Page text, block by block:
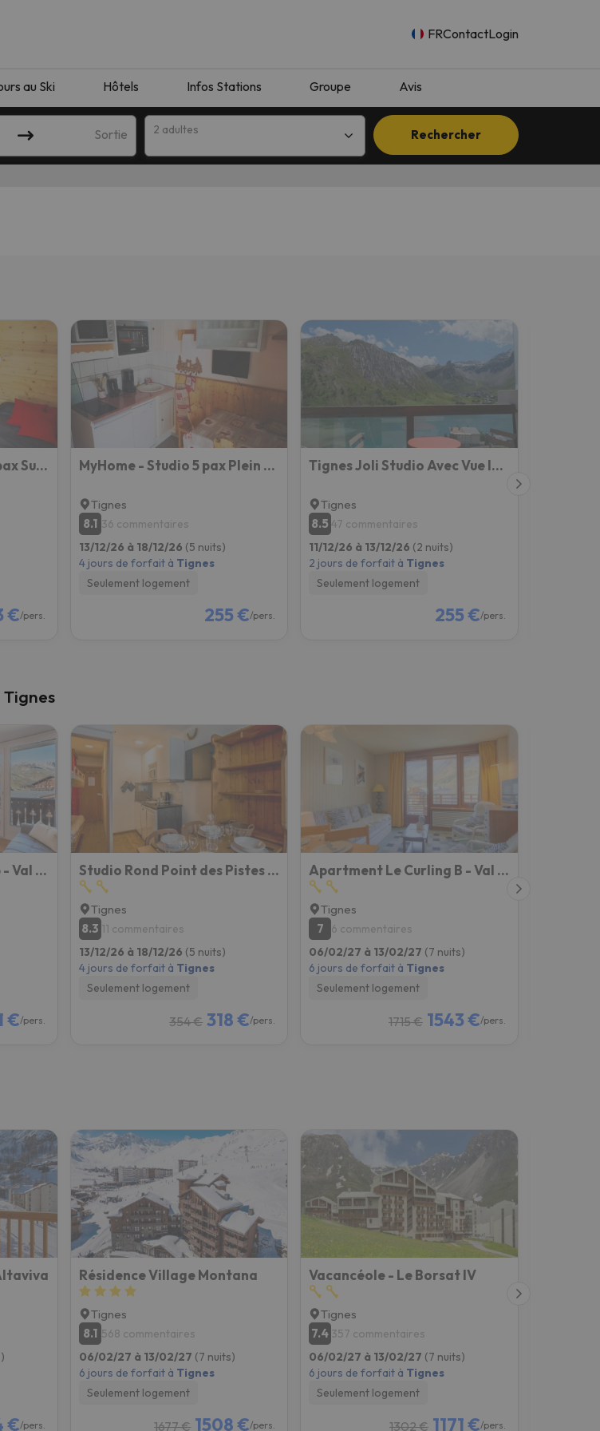
FRContactLogin
au Ski Hôtels Infos Stations Groupe Avis
Sortie 2 adultes Rechercher
Essayez de modifier la destination.
boussole, il reviendra.
Borsat - Beau Studio 4pax Sur Les Pistes, Avec Balcon
€/pers.
MyHome - Studio 5 pax Plein Soleil - Propre, bon marché, emplacement top !
Tignes
8.1 36 commentaires
13/12/26 à 18/12/26 (5 nuits)
4 jours de forfait à Tignes
Seulement logement
255 €/pers.
Tignes Joli Studio Avec Vue Imprenable Sur Le Lac
Tignes
8.5 47 commentaires
11/12/26 à 13/12/26 (2 nuits)
2 jours de forfait à Tignes
Seulement logement
255 €/pers.
Tignes
Apartment Chalet Club - Val Claret-8 By Interhome
€/pers.
Studio Rond Point des Pistes - Val Claret-12 by Interhome
Tignes
8.3 11 commentaires
13/12/26 à 18/12/26 (5 nuits)
4 jours de forfait à Tignes
Seulement logement
354 € 318 €/pers.
Apartment Le Curling B - Val Claret-27 by Interhome
Tignes
7
6 commentaires
06/02/27 à 13/02/27 (7 nuits)
6 jours de forfait à Tignes
Seulement logement
1715 € 1543 €/pers.
€/pers.
Résidence Village Montana
Tignes
8.1 568 commentaires
06/02/27 à 13/02/27 (7 nuits)
6 jours de forfait à Tignes
Seulement logement
1677 € 1508 €/pers.
Vacancéole - Le Borsat IV
Tignes
7.4 357 commentaires
06/02/27 à 13/02/27 (7 nuits)
6 jours de forfait à Tignes
Seulement logement
1302 € 1171 €/pers.